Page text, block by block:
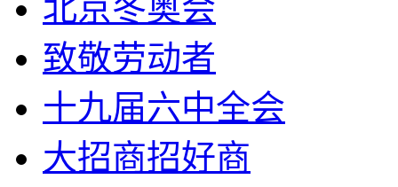
北京冬奥会
致敬劳动者
十九届六中全会
大招商招好商